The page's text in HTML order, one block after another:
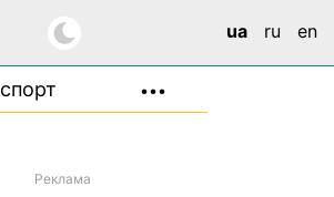
ua ru en
спорт •••
Реклама